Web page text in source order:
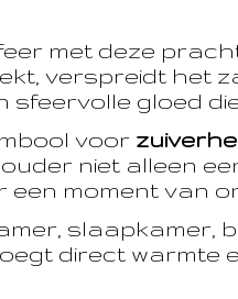
met deze
verspreidt het
gloed
voor
niet alleen
moment van
slaapkamer,
direct warmte